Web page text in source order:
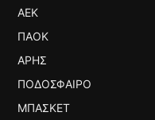
ΑΕΚ
ΠΑΟΚ
ΆΡΗΣ
ΠΟΔΌΣΦΑΙΡΟ
ΜΠΆΣΚΕΤ